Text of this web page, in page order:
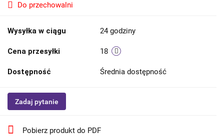
Do przechowalni
Wysyłka w ciągu 24 godziny
Cena przesyłki 18
Dostępność Średnia dostępność
Zadaj pytanie
Pobierz produkt do PDF